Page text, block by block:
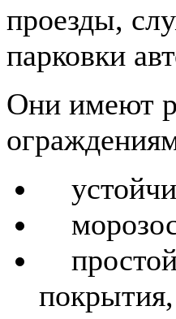
проезды,
парковки
Они имеют
простой